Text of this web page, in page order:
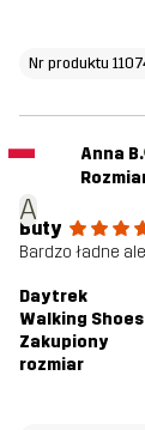
Nr produktu
A
Anna B.
Buty
Bardzo ładne
Daytrek
Walking Shoes
Zakupiony
rozmiar